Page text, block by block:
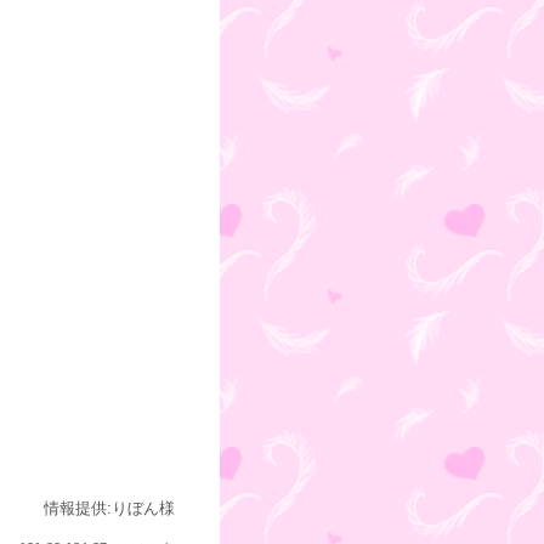
情報提供:りぼん様